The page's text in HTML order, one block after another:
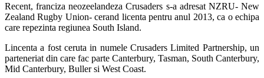
Recent, franciza neozeelandeza Crusaders s-a adresat NZRU- New
Zealand Rugby Union- cerand licenta pentru anul 2013, ca o echipa
care repezinta regiunea South Island.
Lincenta a fost ceruta in numele Crusaders Limited Partnership, un
parteneriat din care fac parte Canterbury, Tasman, South Canterbury,
Mid Canterbury, Buller si West Coast.